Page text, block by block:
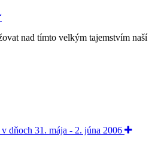
nad tímto velkým tajemstvím naší